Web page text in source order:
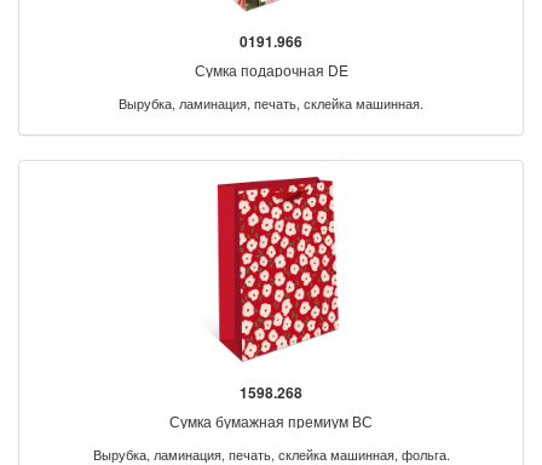
0191.966
Сумка подарочная DE
Вырубка, ламинация, печать, склейка машинная.
1598.268
Сумка бумажная премиум ВС
Вырубка, ламинация, печать, склейка машинная, фольга.